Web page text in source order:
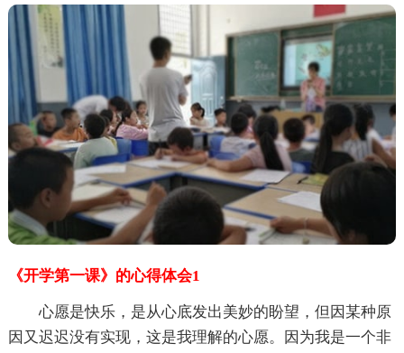
《开学第一课》的心得体会1
心愿是快乐，是从心底发出美妙的盼望，但因某种原
因又迟迟没有实现，这是我理解的心愿。因为我是一个非